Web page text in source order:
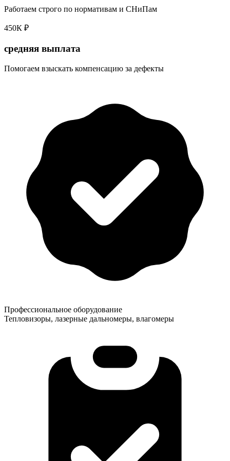
Работаем строго по нормативам и СНиПам
450К ₽
средняя выплата
Помогаем взыскать компенсацию за дефекты
Профессиональное оборудование
Тепловизоры, лазерные дальномеры, влагомеры